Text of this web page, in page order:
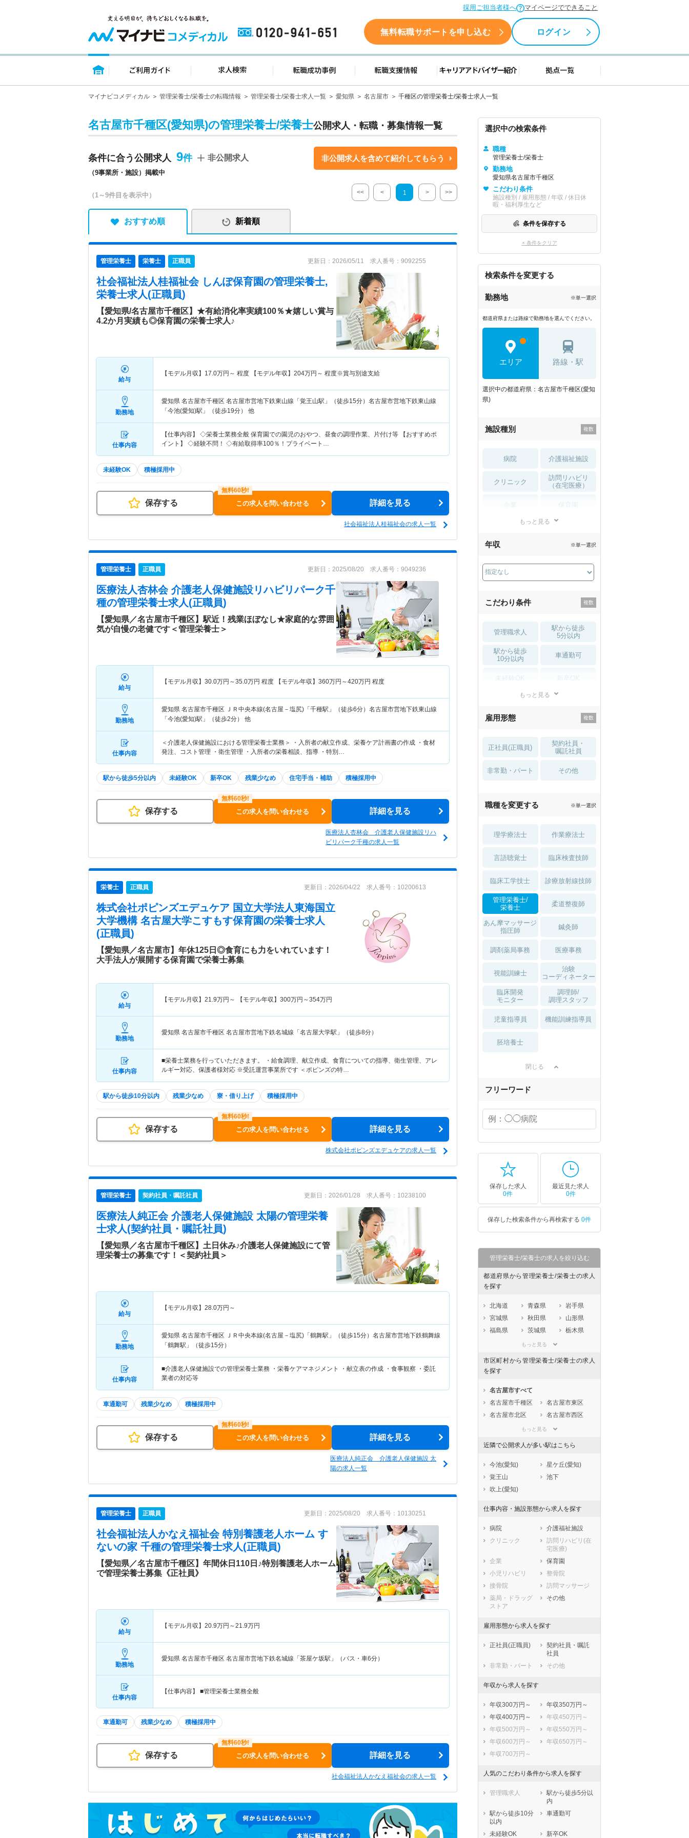
採用ご担当者様へ マイページでできること
0120-941-651 無料転職サポートを申し込む ログイン
トップページ ご利用ガイド 求人検索 転職成功事例 転職支援情報 キャリアアドバイザー紹介 拠点一覧
マイナビコメディカル 管理栄養士/栄養士の転職情報 管理栄養士/栄養士求人一覧 愛知県 名古屋市 千種区の管理栄養士/栄養士求人一覧
名古屋市千種区(愛知県)の管理栄養士/栄養士公開求人・転職・募集情報一覧
条件に合う公開求人 9
（9事業所・施設）掲載中
非公開求人 非公開求人を含めて紹介してもらう
（1～9件目を表示中） << < 1 > >>
おすすめ順 新着順
管理栄養士 栄養士 正職員 更新日：2026/05/11 求人番号：9092255
社会福祉法人桂福祉会 しんぽ保育園の管理栄養士,
栄養士求人(正職員)
【愛知県/名古屋市千種区】★有給消化率実績100％★嬉しい賞与
4.2か月実績も◎保育園の栄養士求人♪
給与
【モデル月収】 17.0万円～ 程度 【モデル年収】 204万円～ 程度※賞与別途支給
勤務地
愛知県 名古屋市千種区 名古屋市営地下鉄東山線「覚王山駅」（徒歩15分）名古屋市営地下鉄東山線
「今池(愛知)駅」（徒歩19分） 他
仕事内容
【仕事内容】 ◇栄養士業務全般 保育園での園児のおやつ、昼食の調理作業、片付け等 【おすすめポ
イント】 ◇経験不問！ ◇有給取得率100％！プライベート…
未経験OK 積極採用中
保存する この求人を問い合わせる 詳細を見る
社会福祉法人桂福祉会の求人一覧
管理栄養士 正職員 更新日：2025/08/20 求人番号：9049236
医療法人杏林会 介護老人保健施設リハビリパーク千
種の管理栄養士求人(正職員)
【愛知県／名古屋市千種区】駅近！残業ほぼなし★家庭的な雰囲
気が自慢の老健です＜管理栄養士＞
給与
【モデル月収】 30.0万円～35.0万円 程度 【モデル年収】 360万円～420万円 程度
勤務地
愛知県 名古屋市千種区 ＪＲ中央本線(名古屋－塩尻)「千種駅」（徒歩6分）名古屋市営地下鉄東山線
「今池(愛知)駅」（徒歩2分） 他
仕事内容
＜介護老人保健施設における管理栄養士業務＞ ・入所者の献立作成、栄養ケア計画書の作成 ・食材
発注、コスト管理 ・衛生管理 ・入所者の栄養相談、指導 ・特別…
駅から徒歩5分以内 未経験OK 新卒OK 残業少なめ 住宅手当・補助 積極採用中
保存する この求人を問い合わせる 詳細を見る
医療法人杏林会 介護老人保健施設リハ
ビリパーク千種の求人一覧
栄養士 正職員 更新日：2026/04/22 求人番号：10200613
株式会社ポピンズエデュケア 国立大学法人東海国立
大学機構 名古屋大学こすもす保育園の栄養士求人
(正職員)
【愛知県／名古屋市】年休125日◎食育にも力をいれています！
大手法人が展開する保育園で栄養士募集
給与
【モデル月収】 21.9万円～ 【モデル年収】 300万円～354万円
勤務地
愛知県 名古屋市千種区 名古屋市営地下鉄名城線「名古屋大学駅」（徒歩8分）
仕事内容
■栄養士業務を行っていただきます。 ・給食調理、献立作成、食育についての指導、衛生管理、アレ
ルギー対応、保護者様対応 ※受託運営事業所です ＜ポピンズの特…
駅から徒歩10分以内 残業少なめ 寮・借り上げ 積極採用中
保存する この求人を問い合わせる 詳細を見る
株式会社ポピンズエデュケアの求人一覧
管理栄養士 契約社員・嘱託社員 更新日：2026/01/28 求人番号：10238100
医療法人純正会 介護老人保健施設 太陽の管理栄養
士求人(契約社員・嘱託社員)
【愛知県／名古屋市千種区】土日休み♪介護老人保健施設にて管
理栄養士の募集です！＜契約社員＞
給与
【モデル月収】 28.0万円～
勤務地
愛知県 名古屋市千種区 ＪＲ中央本線(名古屋－塩尻)「鶴舞駅」（徒歩15分）名古屋市営地下鉄鶴舞線
「鶴舞駅」（徒歩15分）
仕事内容
■介護老人保健施設での管理栄養士業務 ・栄養ケアマネジメント ・献立表の作成 ・食事観察 ・委託
業者の対応等
車通勤可 残業少なめ 積極採用中
保存する この求人を問い合わせる 詳細を見る
医療法人純正会 介護老人保健施設 太
陽の求人一覧
管理栄養士 正職員 更新日：2025/08/20 求人番号：10130251
社会福祉法人かなえ福祉会 特別養護老人ホーム す
ないの家 千種の管理栄養士求人(正職員)
【愛知県／名古屋市千種区】年間休日110日♪特別養護老人ホーム
で管理栄養士募集《正社員》
給与
【モデル月収】 20.9万円～21.9万円
勤務地
愛知県 名古屋市千種区 名古屋市営地下鉄名城線「茶屋ケ坂駅」（バス・車6分）
仕事内容
【仕事内容】 ■管理栄養士業務全般
車通勤可 残業少なめ 積極採用中
保存する この求人を問い合わせる 詳細を見る
社会福祉法人かなえ福祉会の求人一覧
選択中の検索条件
職種
管理栄養士/栄養士
勤務地
愛知県名古屋市千種区
こだわり条件
施設種別 / 雇用形態 / 年収 / 休日休
暇・福利厚生など
条件を保存する
× 条件をクリア
検索条件を変更する
勤務地 ※単一選択
都道府県または路線で勤務地を選んでください。
エリア 路線・駅
選択中の都道府県：名古屋市千種区(愛知
県)
施設種別
病院 介護福祉施設
クリニック
訪問リハビリ
（在宅医療）
薬局・
もっと見る
年収 ※単一選択
こだわり条件
管理職求人
駅から徒歩
5分以内
駅から徒歩
10分以内
車通勤可
住宅手当・補助
土日祝休 無資格 OK
積極採用中 WEB面接OK
もっと見る
雇用形態
正社員(正職員)
契約社員・
嘱託社員
非常勤・パート その他
職種を変更する ※単一選択
理学療法士 作業療法士
言語聴覚士 臨床検査技師
臨床工学技士 診療放射線技師
管理栄養士/
栄養士
柔道整復師
あん摩マッサージ
指圧師
鍼灸師
調剤薬局事務 医療事務
視能訓練士
治験
コーディネーター
臨床開発
モニター
調理師/
調理スタッフ
児童指導員 機能訓練指導員
胚培養士
閉じる
フリーワード
保存した求人
0件
最近見た求人
0件
保存した検索条件から再検索する 0件
管理栄養士/栄養士の求人を絞り込む
都道府県から管理栄養士/栄養士の求人
を探す
北海道 青森県
岩手県
宮城県
秋田県
山形県
福島県
茨城県
栃木県
埼玉県
山梨県
静岡県
愛知県
滋賀県
京都府
大阪府
兵庫県
奈良県
和歌山県
島根県
広島県
山口県
徳島県
福岡県
佐賀県
長崎県
熊本県
大分県
鹿児島県
もっと見る
市区町村から管理栄養士/栄養士の求人
を探す
名古屋市すべて
名古屋市千種区
名古屋市東区
名古屋市北区
名古屋市西区
名古屋市中村区
名古屋市中区
名古屋市港区
名古屋市南区
名古屋市守山区
名古屋市緑区
名古屋市名東区
豊橋市
岡崎市
一宮市
瀬戸市
半田市
春日井市
津島市
碧南市
刈谷市
豊田市
安城市
西尾市
蒲郡市
犬山市
常滑市
稲沢市
新城市
知多市
知立市
尾張旭市
高浜市
日進市
町
知多郡阿久比町
知多郡東浦町
知多郡美浜町
知多郡武豊町
額田郡幸田町
北設楽郡設楽町
北設楽郡東栄町
もっと見る
近隣で公開求人が多い駅はこちら
今池(愛知)
星ケ丘(愛知)
覚王山
池下
吹上(愛知)
仕事内容・施設形態から求人を探す
病院
介護福祉施設
クリニック
訪問リハビリ(在
宅医療)
企業
保育園
小児リハビリ
整骨院
接骨院
訪問マッサージ
薬局・ドラッグ
ストア
その他
雇用形態から求人を探す
正社員(正職員)
契約社員・嘱託
社員
非常勤・パート
その他
年収から求人を探す
年収300万円～
年収350万円～
年収400万円～
年収450万円～
年収500万円～
年収550万円～
年収600万円～
年収650万円～
年収700万円～
人気のこだわり条件から求人を探す
管理職求人
駅から徒歩5分以
内
駅から徒歩10分
以内
車通勤可
未経験OK 新卒OK